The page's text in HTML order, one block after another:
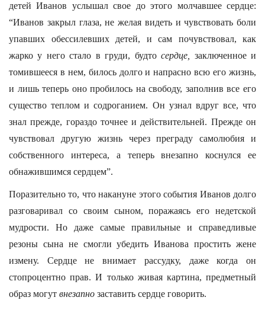
детей Иванов услышал свое до этого молчавшее сердце:
“Иванов закрыл глаза, не желая видеть и чувствовать боли
упавших обессилевших детей, и сам почувствовал, как
жарко у него стало в груди, будтосердце,
заключенное и
томившееся в нем, билось долго и напрасно всю его жизнь,
и лишь теперь оно пробилось на свободу, заполнив все его
существо теплом и содроганием. Он узнал вдруг все, что
знал прежде, гораздо точнее и действительней. Прежде он
чувствовал другую жизнь через преграду самолюбия и
собственного интереса, а теперь внезапно коснулся ее
обнажившимся сердцем”.
Поразительно то, что накануне этого события Иванов долго
разговаривал со своим сыном, поражаясь его недетской
мудрости. Но даже самые правильные и справедливые
резоны сына не смогли убедить Иванова простить жене
измену. Сердце не внимает рассудку, даже когда он
стопроцентно прав. И только живая картина, предметный
образ могут внезапно заставить сердце говорить.